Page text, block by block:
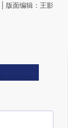
版面编辑：王影